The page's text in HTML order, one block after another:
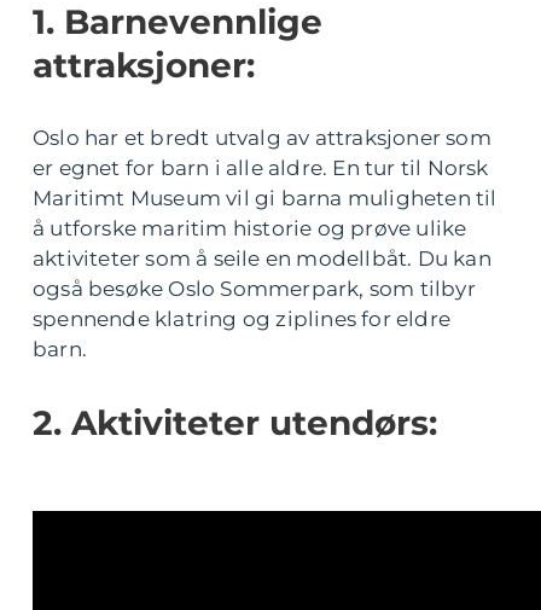
1. Barnevennlige
attraksjoner:
Oslo har et bredt utvalg av attraksjoner som
er egnet for barn i alle aldre. En tur til Norsk
Maritimt Museum vil gi barna muligheten til
å utforske maritim historie og prøve ulike
aktiviteter som å seile en modellbåt. Du kan
også besøke Oslo Sommerpark, som tilbyr
spennende klatring og ziplines for eldre
barn.
2. Aktiviteter utendørs: